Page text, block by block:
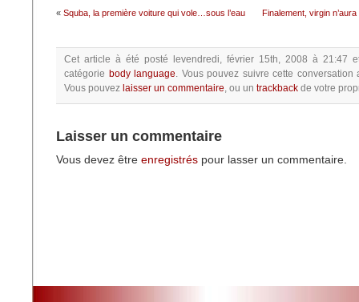
« Squba, la première voiture qui vole…sous l’eau Finalement, virgin
Cet article à été posté levendredi, février 15th, 2008 à 21:47
catégorie body language. Vous pouvez suivre cette conversation
Vous pouvez laisser un commentaire, ou un trackback de votre
Laisser un commentaire
Vous devez être enregistrés pour lasser un commentaire.